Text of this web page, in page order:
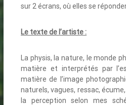
sur 2 écrans, où elles se
Le texte de l’artiste :
La physis, la nature, le monde
matière et interprétés par
matière de l’image
naturels, vagues, ressac,
la perception selon mes